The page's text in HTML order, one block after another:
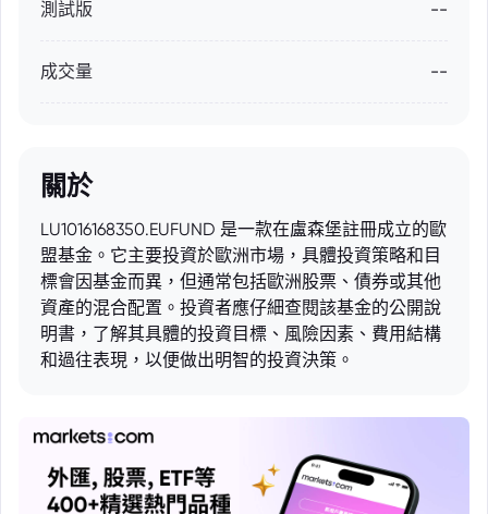
測試版 --
成交量 --
關於
LU1016168350.EUFUND 是一款在盧森堡註冊成立的歐
盟基金。它主要投資於歐洲市場，具體投資策略和目
標會因基金而異，但通常包括歐洲股票、債券或其他
資產的混合配置。投資者應仔細查閱該基金的公開說
明書，了解其具體的投資目標、風險因素、費用結構
和過往表現，以便做出明智的投資決策。